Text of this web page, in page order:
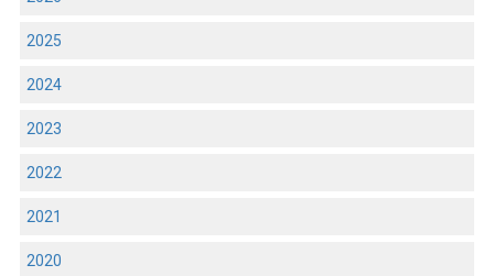
2025
2024
2023
2022
2021
2020